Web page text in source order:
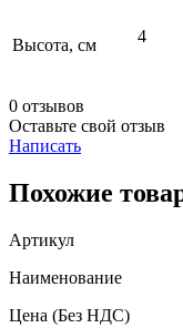
Высота, см 4
0 отзывов
Оставьте свой отзыв
Написать
Похожие
Артикул
Наименование
Цена (Без НДС)